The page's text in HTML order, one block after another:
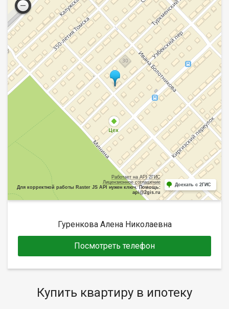
Работает на API 2ГИС
Лицензионное соглашение
Для корректной работы Raster JS API нужен ключ. Помощь:
api@2gis.ru
Доехать с 2ГИС
Гуренкова Алена Николаевна
Посмотреть телефон
Купить квартиру в ипотеку